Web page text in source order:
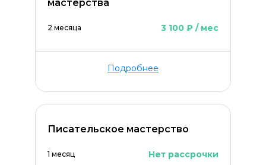
мастерства
2 месяца 3 100 ₽ / мес
Подробнее
Писательское мастерство
1 месяц Нет рассрочки
ОСТАВИТЬ КОММЕНТАРИЙ